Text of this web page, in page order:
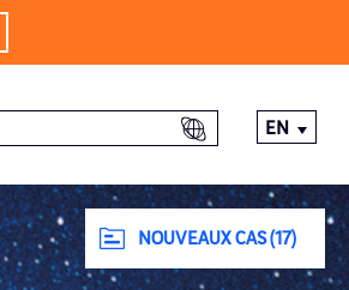
EN
NOUVEAUX CAS (17)